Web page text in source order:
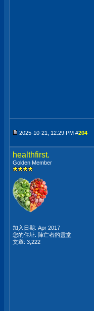
2025-10-21, 12:29 PM #204
healthfirst.
Golden Member
加入日期: Apr 2017
您的住址: 陣亡者的靈堂
文章: 3,222